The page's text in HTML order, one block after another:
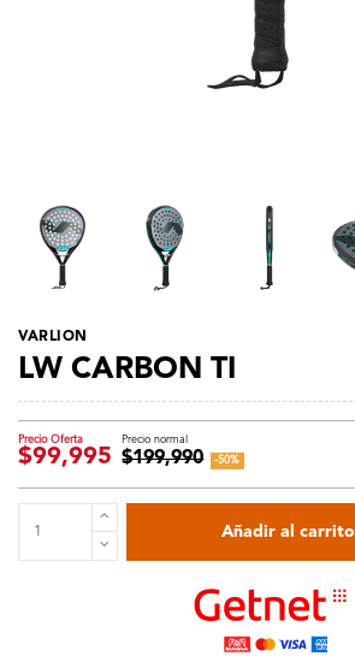
VARLION
LW CARBON TI
$99,995 $199,990 -50%
Añadir al carrito